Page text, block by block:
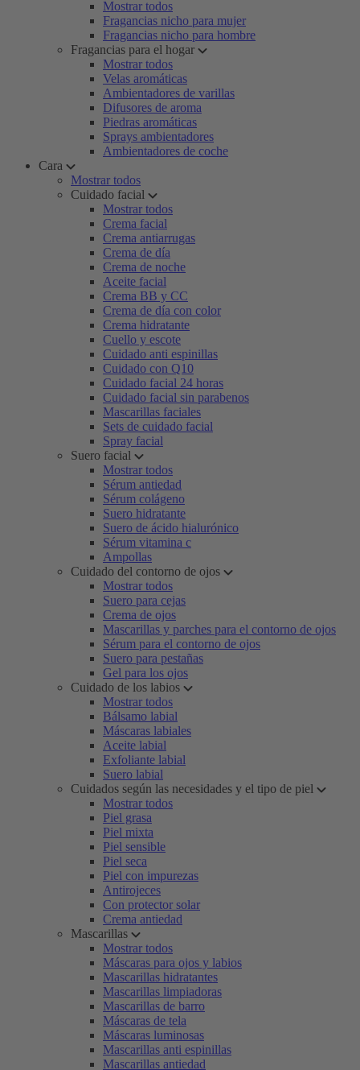
Mostrar todos
Fragancias nicho para mujer
Fragancias nicho para hombre
Fragancias para el hogar
Mostrar todos
Velas aromáticas
Ambientadores de varillas
Difusores de aroma
Piedras aromáticas
Sprays ambientadores
Ambientadores de coche
Cara
Mostrar todos
Cuidado facial
Mostrar todos
Crema facial
Crema antiarrugas
Crema de día
Crema de noche
Aceite facial
Crema BB y CC
Crema de día con color
Crema hidratante
Cuello y escote
Cuidado anti espinillas
Cuidado con Q10
Cuidado facial 24 horas
Cuidado facial sin parabenos
Mascarillas faciales
Sets de cuidado facial
Spray facial
Suero facial
Mostrar todos
Sérum antiedad
Sérum colágeno
Suero hidratante
Suero de ácido hialurónico
Sérum vitamina c
Ampollas
Cuidado del contorno de ojos
Mostrar todos
Suero para cejas
Crema de ojos
Mascarillas y parches para el contorno de ojos
Sérum para el contorno de ojos
Suero para pestañas
Gel para los ojos
Cuidado de los labios
Mostrar todos
Bálsamo labial
Máscaras labiales
Aceite labial
Exfoliante labial
Suero labial
Cuidados según las necesidades y el tipo de piel
Mostrar todos
Piel grasa
Piel mixta
Piel sensible
Piel seca
Piel con impurezas
Antirojeces
Con protector solar
Crema antiedad
Mascarillas
Mostrar todos
Máscaras para ojos y labios
Mascarillas hidratantes
Mascarillas limpiadoras
Mascarillas de barro
Máscaras de tela
Máscaras luminosas
Mascarillas anti espinillas
Mascarillas antiedad